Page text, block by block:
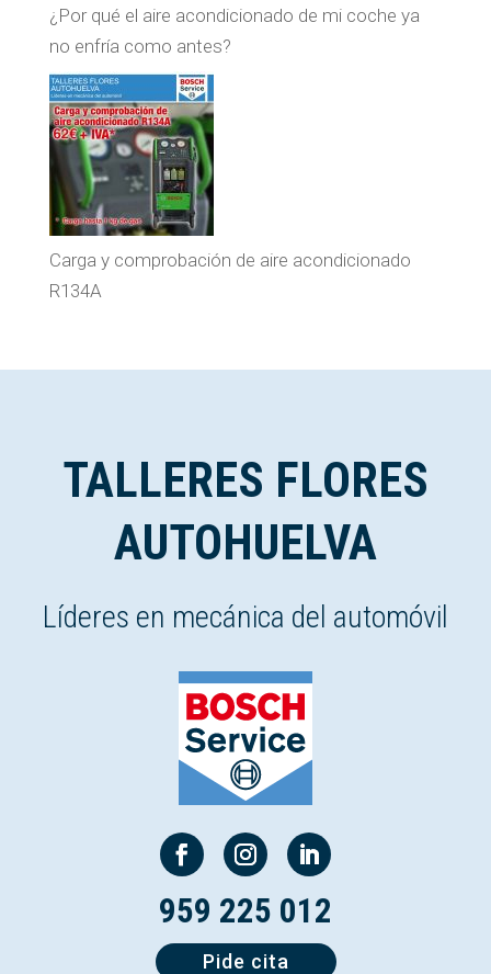
¿Por qué el aire acondicionado de mi coche ya
no enfría como antes?
Carga y comprobación de aire acondicionado
R134A
TALLERES FLORES
AUTOHUELVA
Líderes en mecánica del automóvil
959 225 012
Pide cita